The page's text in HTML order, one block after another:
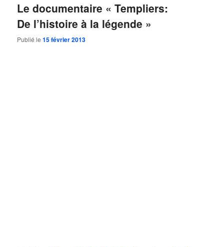
Le documentaire « Templiers:
De l’histoire à la légende »
Publié le15 février 2013